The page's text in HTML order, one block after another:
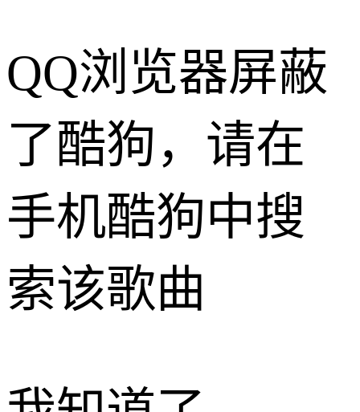
QQ浏览器屏蔽
了酷狗，请在
手机酷狗中搜
索该歌曲